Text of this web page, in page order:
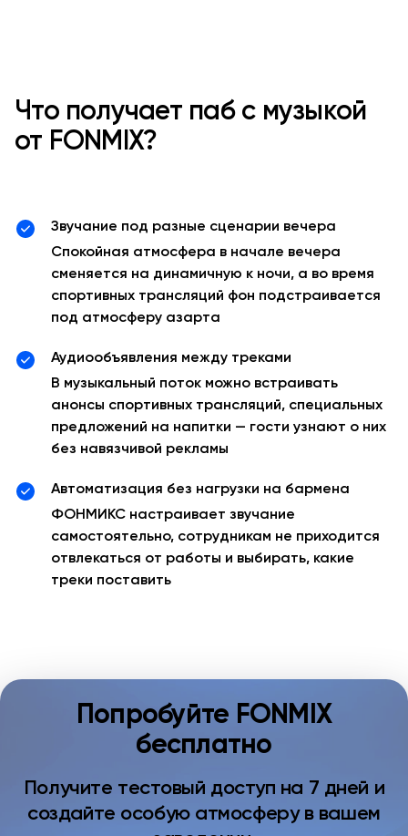
Что получает паб с музыкой
от FONMIX?
Звучание под разные сценарии вечера
Спокойная атмосфера в начале вечера
сменяется на динамичную к ночи, а во время
спортивных трансляций фон подстраивается
под атмосферу азарта
Аудиообъявления между треками
В музыкальный поток можно встраивать
анонсы спортивных трансляций, специальных
предложений на напитки — гости узнают о них
без навязчивой рекламы
Автоматизация без нагрузки на бармена
ФОНМИКС настраивает звучание
самостоятельно, сотрудникам не приходится
отвлекаться от работы и выбирать, какие
треки поставить
Попробуйте FONMIX
бесплатно
Получите тестовый доступ на 7 дней и
создайте особую атмосферу в вашем